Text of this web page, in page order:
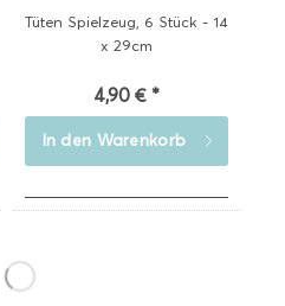
Tüten Spielzeug, 6 Stück - 14
x 29cm
4,90 € *
In den Warenkorb